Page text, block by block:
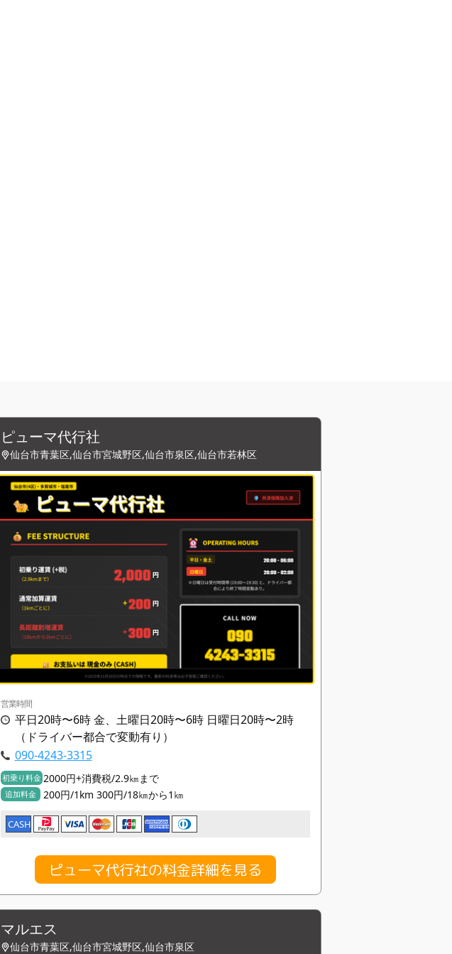
ピューマ代行社
仙台市青葉区,仙台市宮城野区,仙台市泉区,仙台市若林区
営業時間
平日20時〜6時 金、土曜日20時〜6時 日曜日20時〜2時
（ドライバー都合で変動有り）
090-4243-3315
初乗り料金 2000円+消費税/2.9㎞まで
追加料金 200円/1km 300円/18㎞から1㎞
CASH
ピューマ代行社の料金詳細を見る
マルエス
仙台市青葉区,仙台市宮城野区,仙台市泉区